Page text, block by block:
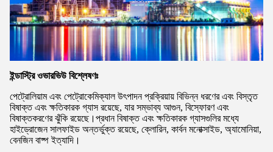
ইন্ডাস্ট্রি ওভারভিউ বিশ্লেষণঃ
পেট্রোলিয়াম এবং পেট্রোকেমিক্যাল উৎপাদন প্রক্রিয়ায় বিভিন্ন ধরণের এবং বিস্তৃত
বিষাক্ত এবং ক্ষতিকারক গ্যাস রয়েছে, যার সম্ভাব্য আগুন, বিস্ফোরণ এবং
বিষাক্তকরণের ঝুঁকি রয়েছে।প্রধান বিষাক্ত এবং ক্ষতিকারক গ্যাসগুলির মধ্যে
হাইড্রোজেন সালফাইড অন্তর্ভুক্ত রয়েছে, ক্লোরিন, কার্বন মনোক্সাইড, অ্যামোনিয়া,
বেনজিন বাষ্প ইত্যাদি।